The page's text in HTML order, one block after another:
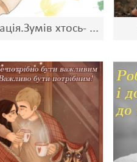
хтось- ...